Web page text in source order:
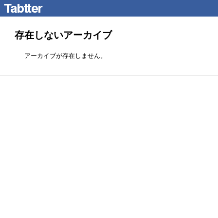
存在しないアーカイブ
アーカイブが存在しません。